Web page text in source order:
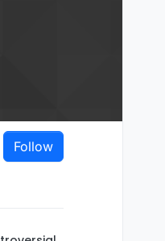
Follow